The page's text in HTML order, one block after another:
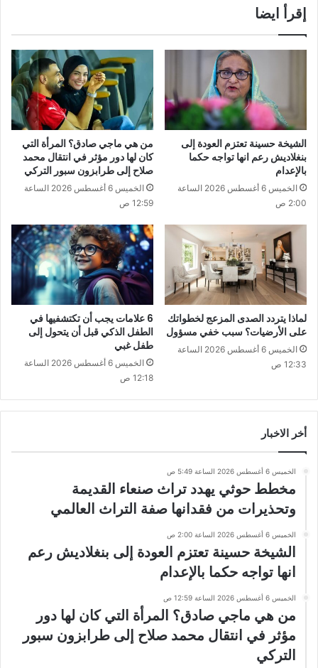
إقرأ ايضا
الشيخة حسينة تعتزم العودة إلى
بنغلاديش رعم انها تواجه حكما
بالإعدام
الخميس 6 أغسطس 2026 الساعة
2:00 ص
من هي ماجي صادق؟ المرأة التي
كان لها دور مؤثر في انتقال محمد
صلاح إلى طرابزون سبور التركي
الخميس 6 أغسطس 2026 الساعة
12:59 ص
لماذا يتردد الصدى المزعج لخطواتك
على الأرضيات؟ سبب خفي مسؤول
الخميس 6 أغسطس 2026 الساعة
12:33 ص
6 علامات يجب أن تكتشفيها في
الطفل الذكي قبل أن يتحول إلى
طفل غبي
الخميس 6 أغسطس 2026 الساعة
12:18 ص
أخر الاخبار
الخميس 6 أغسطس 2026 الساعة 5:49 ص
مخطط حوثي يهدد تراث صنعاء القديمة
وتحذيرات من فقدانها صفة التراث العالمي
الخميس 6 أغسطس 2026 الساعة 2:00 ص
الشيخة حسينة تعتزم العودة إلى بنغلاديش رعم
انها تواجه حكما بالإعدام
الخميس 6 أغسطس 2026 الساعة 12:59 ص
من هي ماجي صادق؟ المرأة التي كان لها دور
مؤثر في انتقال محمد صلاح إلى طرابزون سبور
التركي